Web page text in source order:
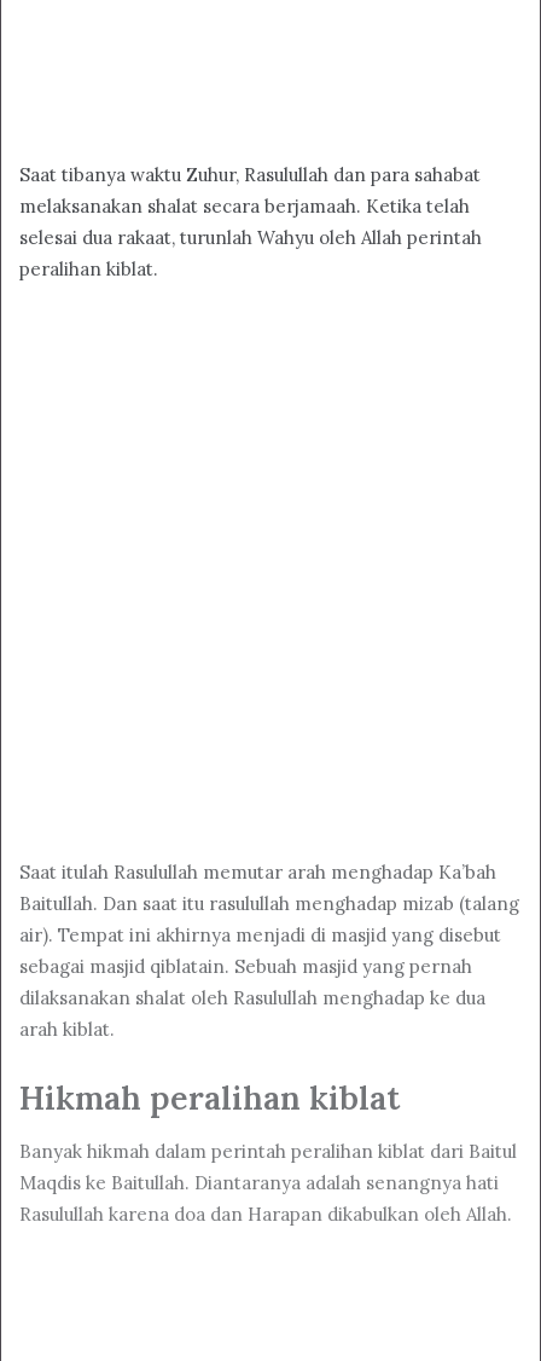
Saat tibanya waktu Zuhur, Rasulullah dan para sahabat
melaksanakan shalat secara berjamaah. Ketika telah
selesai dua rakaat, turunlah Wahyu oleh Allah perintah
peralihan kiblat.
Saat itulah Rasulullah memutar arah menghadap Ka’bah
Baitullah. Dan saat itu rasulullah menghadap mizab (talang
air). Tempat ini akhirnya menjadi di masjid yang disebut
sebagai masjid qiblatain. Sebuah masjid yang pernah
dilaksanakan shalat oleh Rasulullah menghadap ke dua
arah kiblat.
Hikmah peralihan kiblat
Banyak hikmah dalam perintah peralihan kiblat dari Baitul
Maqdis ke Baitullah. Diantaranya adalah senangnya hati
Rasulullah karena doa dan Harapan dikabulkan oleh Allah.